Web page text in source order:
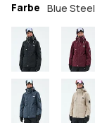
Farbe Blue Steel